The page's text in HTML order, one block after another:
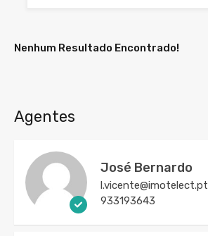
Nenhum Resultado Encontrado!
Agentes
José Bernardo
l.vicente@imotelect.pt
933193643